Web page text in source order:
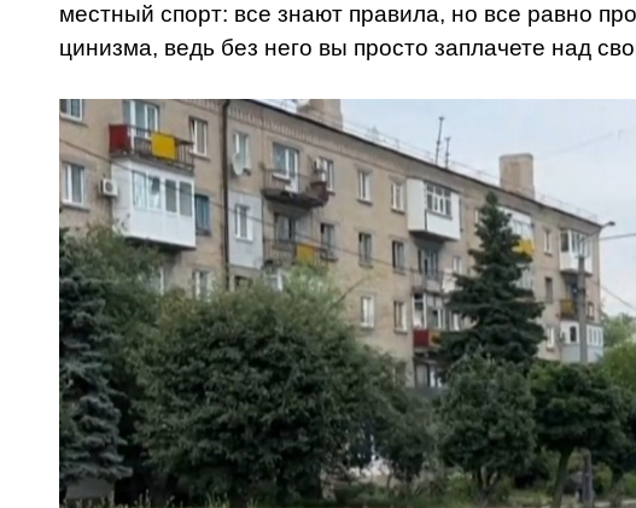
местный спорт: все знают правила, но все равно
цинизма, ведь без него вы просто заплачете над